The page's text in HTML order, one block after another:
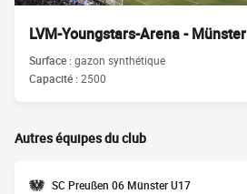
LVM-Youngstars-Arena - Münster
Surface :gazon synthétique
Capacité :2500
Autres équipes du club
SC Preußen 06 Münster U17